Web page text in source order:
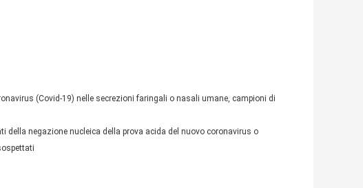
(Covid-19) nelle secrezioni faringali o nasali umane, campioni di
della negazione nucleica della prova acida del nuovo coronavirus o